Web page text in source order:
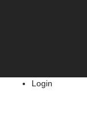
Login